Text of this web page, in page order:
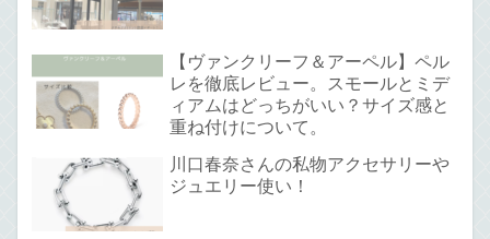
【ヴァンクリーフ＆アーペル】ペル
レを徹底レビュー。スモールとミデ
ィアムはどっちがいい？サイズ感と
重ね付けについて。
川口春奈さんの私物アクセサリーや
ジュエリー使い！